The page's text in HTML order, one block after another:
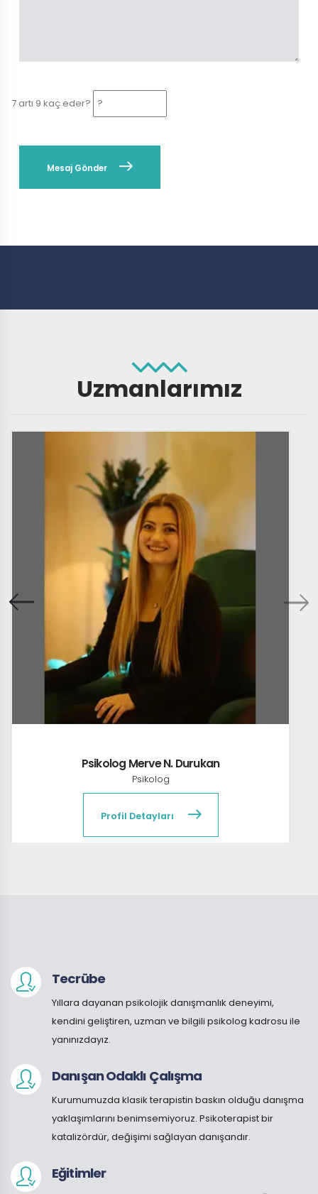
7 artı 9 kaç eder?
Mesaj Gönder
Uzmanlarımız
Psikolog Merve N. Durukan
Psikolog
Profil Detayları
Tecrübe
Yıllara dayanan psikolojik danışmanlık deneyimi,
kendini geliştiren, uzman ve bilgili psikolog kadrosu ile
yanınızdayız.
Danışan Odaklı Çalışma
Kurumumuzda klasik terapistin baskın olduğu danışma
yaklaşımlarını benimsemiyoruz. Psikoterapist bir
katalizördür, değişimi sağlayan danışandır.
Eğitimler